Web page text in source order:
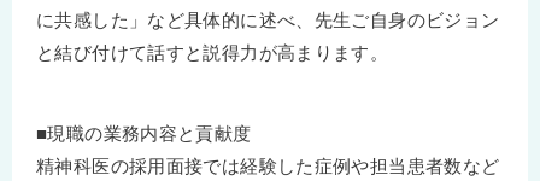
に共感した」など具体的に述べ、先生ご自身のビジョン
と結び付けて話すと説得力が高まります。
■現職の業務内容と貢献度
精神科医の採用面接では経験した症例や担当患者数など